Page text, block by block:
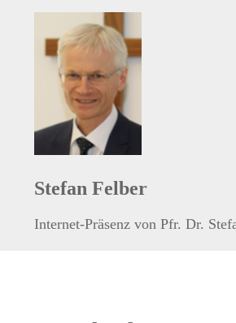
Stefan Felber
Internet-Präsenz von Pfr. Dr.